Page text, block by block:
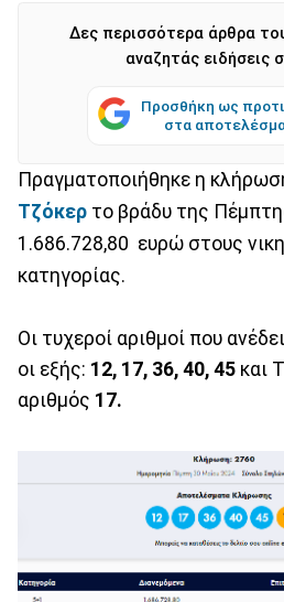
Δες περισσότερα άρθρα
αναζητάς ειδήσεις
Προσθήκη ως
στα
Πραγματοποιήθηκε η
Τζόκερ το βράδυ της
1.686.728,80 ευρώ στους
κατηγορίας.
Οι τυχεροί αριθμοί που
οι εξής: 12, 17, 36, 40, 45 και
αριθμός 17.